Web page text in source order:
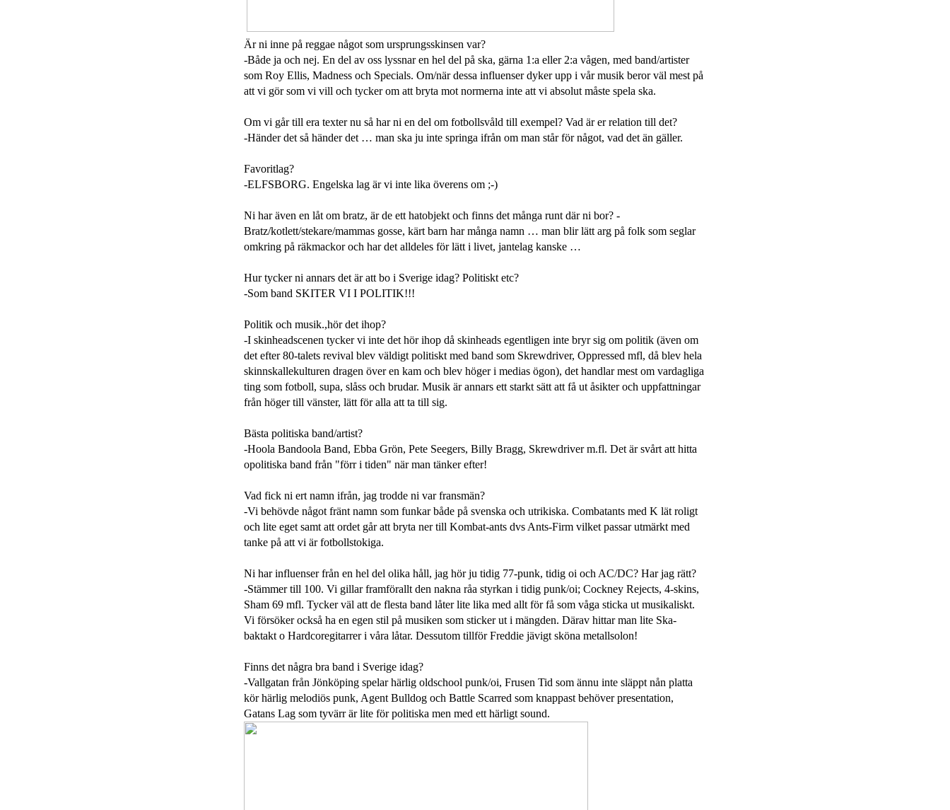
Är ni inne på reggae något som ursprungsskinsen var?
-Både ja och nej. En del av oss lyssnar en hel del på ska, gärna 1:a eller 2:a vågen, med band/artister
som Roy Ellis, Madness och Specials. Om/när dessa influenser dyker upp i vår musik beror väl mest på
att vi gör som vi vill och tycker om att bryta mot normerna inte att vi absolut måste spela ska.
Om vi går till era texter nu så har ni en del om fotbollsvåld till exempel? Vad är er relation till det?
-Händer det så händer det … man ska ju inte springa ifrån om man står för något, vad det än gäller.
Favoritlag?
-ELFSBORG. Engelska lag är vi inte lika överens om ;-)
Ni har även en låt om bratz, är de ett hatobjekt och finns det många runt där ni bor? -
Bratz/kotlett/stekare/mammas gosse, kärt barn har många namn … man blir lätt arg på folk som seglar
omkring på räkmackor och har det alldeles för lätt i livet, jantelag kanske …
Hur tycker ni annars det är att bo i Sverige idag? Politiskt etc?
-Som band SKITER VI I POLITIK!!!
Politik och musik.,hör det ihop?
-I skinheadscenen tycker vi inte det hör ihop då skinheads egentligen inte bryr sig om politik (även om
det efter 80-talets revival blev väldigt politiskt med band som Skrewdriver, Oppressed mfl, då blev hela
skinnskallekulturen dragen över en kam och blev höger i medias ögon), det handlar mest om vardagliga
ting som fotboll, supa, slåss och brudar. Musik är annars ett starkt sätt att få ut åsikter och uppfattningar
från höger till vänster, lätt för alla att ta till sig.
Bästa politiska band/artist?
-Hoola Bandoola Band, Ebba Grön, Pete Seegers, Billy Bragg, Skrewdriver m.fl. Det är svårt att hitta
opolitiska band från "förr i tiden" när man tänker efter!
Vad fick ni ert namn ifrån, jag trodde ni var fransmän?
-Vi behövde något fränt namn som funkar både på svenska och utrikiska. Combatants med K lät roligt
och lite eget samt att ordet går att bryta ner till Kombat-ants dvs Ants-Firm vilket passar utmärkt med
tanke på att vi är fotbollstokiga.
Ni har influenser från en hel del olika håll, jag hör ju tidig 77-punk, tidig oi och AC/DC? Har jag rätt?
-Stämmer till 100. Vi gillar framförallt den nakna råa styrkan i tidig punk/oi; Cockney Rejects, 4-skins,
Sham 69 mfl. Tycker väl att de flesta band låter lite lika med allt för få som våga sticka ut musikaliskt.
Vi försöker också ha en egen stil på musiken som sticker ut i mängden. Därav hittar man lite Ska-
baktakt o Hardcoregitarrer i våra låtar. Dessutom tillför Freddie jävigt sköna metallsolon!
Finns det några bra band i Sverige idag?
-Vallgatan från Jönköping spelar härlig oldschool punk/oi, Frusen Tid som ännu inte släppt nån platta
kör härlig melodiös punk, Agent Bulldog och Battle Scarred som knappast behöver presentation,
Gatans Lag som tyvärr är lite för politiska men med ett härligt sound.